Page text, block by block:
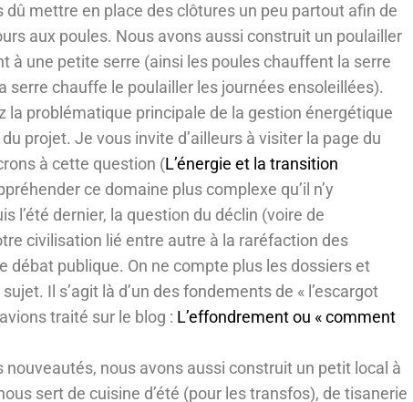
dû mettre en place des clôtures un peu partout afin de
aux poules. Nous avons aussi construit un poulailler
à une petite serre (ainsi les poules chauffent la serre
serre chauffe le poulailler les journées ensoleillées).
la problématique principale de la gestion énergétique
projet. Je vous invite d’ailleurs à visiter la page du
à cette question (L’énergie et la transition
ce domaine plus complexe qu’il n’y
l’été dernier, la question du déclin (voire de
civilisation lié entre autre à la raréfaction des
débat publique. On ne compte plus les dossiers et
Il s’agit là d’un des fondements de « l’escargot
traité sur le blog : L’effondrement ou « comment
nouveautés, nous avons aussi construit un petit local à
sert de cuisine d’été (pour les transfos), de tisanerie